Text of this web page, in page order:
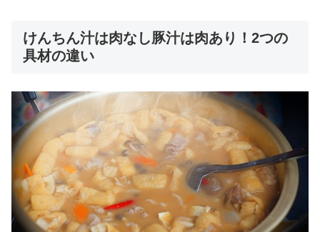
けんちん汁は肉なし豚汁は肉あり！2つの
具材の違い